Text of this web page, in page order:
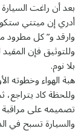
بعد أن راغت
أدري إن ميتتي
وارقد و” كل
وللتوثيق فإن
بلا نوم.
هبة الهواء وخطوته
وللحظة كاد
تصميمه على
والسيارة تسبح في